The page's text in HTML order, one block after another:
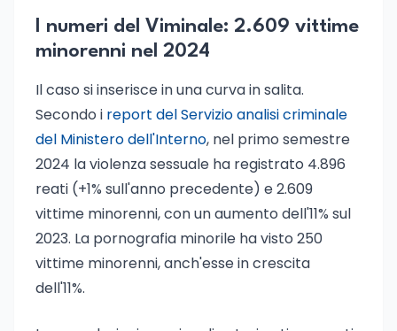
I numeri del Viminale: 2.609 vittime
minorenni nel 2024
Il caso si inserisce in una curva in salita.
Secondo i report del Servizio analisi criminale
del Ministero dell'Interno, nel primo semestre
2024 la violenza sessuale ha registrato 4.896
reati (+1% sull'anno precedente) e 2.609
vittime minorenni, con un aumento dell'11% sul
2023. La pornografia minorile ha visto 250
vittime minorenni, anch'esse in crescita
dell'11%.